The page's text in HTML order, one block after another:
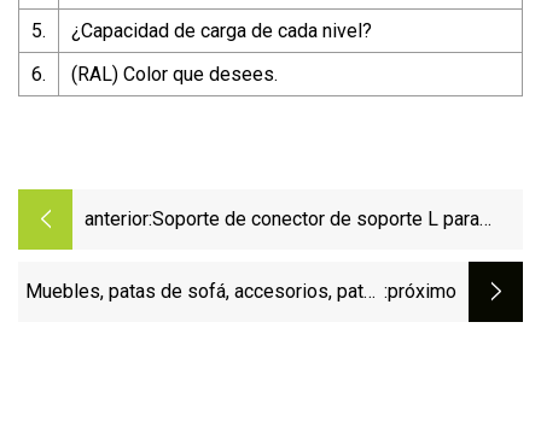
5.
¿Capacidad de carga de cada nivel?
6.
(RAL) Color que desees.
anterior:Soporte de conector de soporte L para
ángulo recto blanco personalizado, 1/6
Muebles, patas de sofá, accesorios, patas :próximo